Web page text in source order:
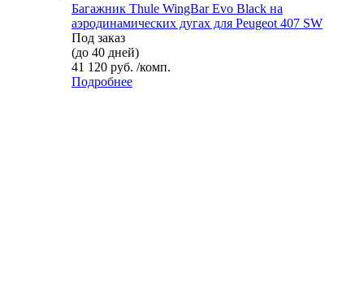
Багажник Thule WingBar Evo Black на
аэродинамических дугах для Peugeot 407 SW
Под заказ
(до 40 дней)
41 120 руб. /комп.
Подробнее